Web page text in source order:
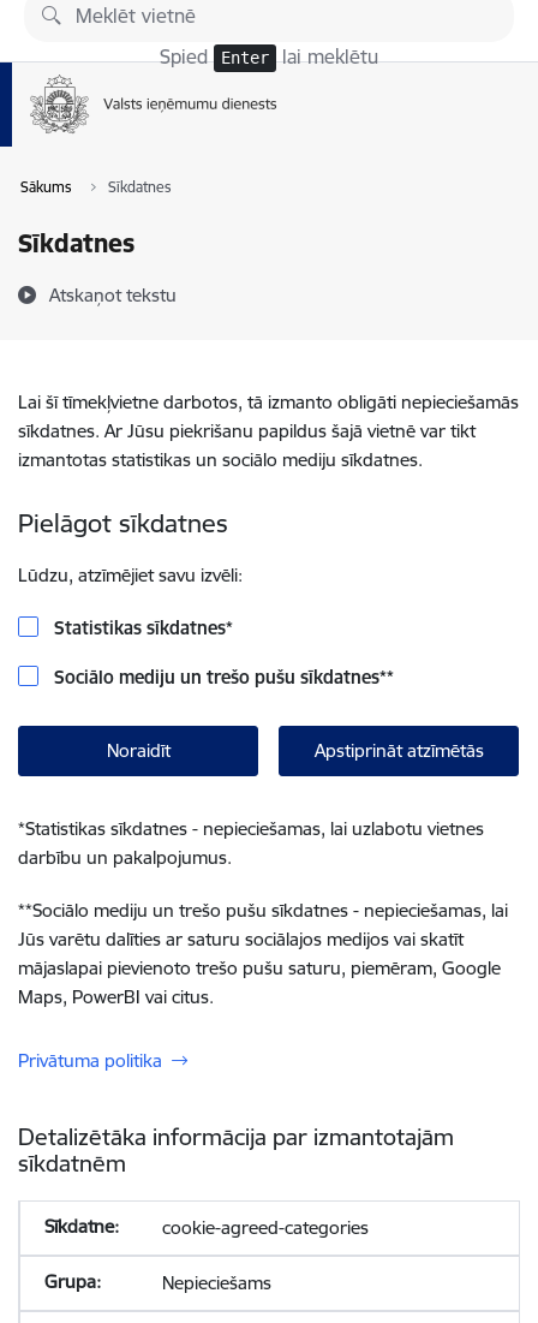
Pāriet uz lapas saturu
Spied Enter lai meklētu
Sākums Sīkdatnes
Sīkdatnes
Atskaņot tekstu
Lai šī tīmekļvietne darbotos, tā izmanto obligāti nepieciešamās
sīkdatnes. Ar Jūsu piekrišanu papildus šajā vietnē var tikt
izmantotas statistikas un sociālo mediju sīkdatnes.
Pielāgot sīkdatnes
Lūdzu, atzīmējiet savu izvēli:
Statistikas sīkdatnes*
Sociālo mediju un trešo pušu sīkdatnes**
Noraidīt Apstiprināt atzīmētās
*Statistikas sīkdatnes - nepieciešamas, lai uzlabotu vietnes
darbību un pakalpojumus.
**Sociālo mediju un trešo pušu sīkdatnes - nepieciešamas, lai
Jūs varētu dalīties ar saturu sociālajos medijos vai skatīt
mājaslapai pievienoto trešo pušu saturu, piemēram, Google
Maps, PowerBI vai citus.
Privātuma politika
Detalizētāka informācija par izmantotajām
sīkdatnēm
cookie-agreed-categories
Nepieciešams